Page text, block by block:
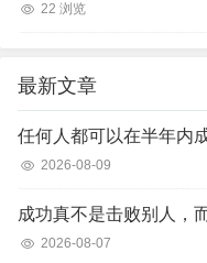
22 浏览
最新文章
任何人都可以在半年内
2026-08-09
成功真不是击败别人，
2026-08-07